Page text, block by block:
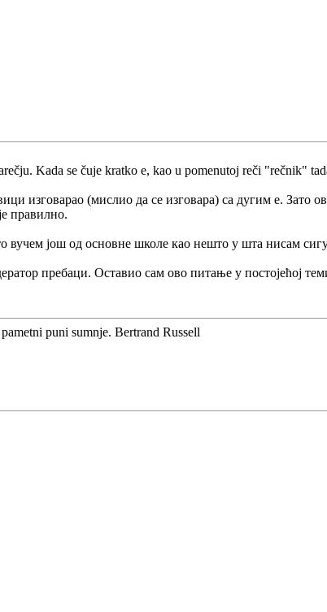
Kada se čuje kratko e, kao u pomenutoj reči "rečnik"
изговарао (мислио да се изговара) са дугим е. Зато
правилно.
вучем још од основне школе као нешто у шта нисам
пребаци. Оставио сам ово питање у постојећој
puni sumnje. Bertrand Russell